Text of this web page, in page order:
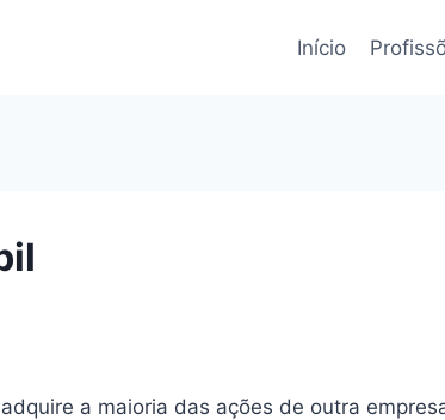
Início
a maioria das ações de outra